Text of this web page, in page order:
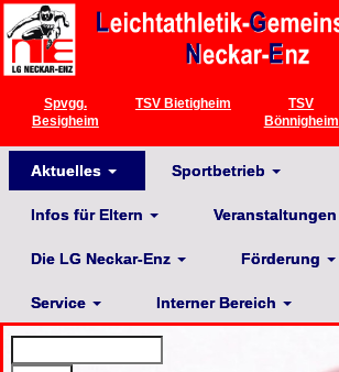
Spvgg.
Besigheim
TSV Bietigheim
TSV
Bönnigheim
Aktuelles Sportbetrieb
Infos für Eltern Veranstaltungen
Die LG Neckar-Enz Förderung
Service Interner Bereich